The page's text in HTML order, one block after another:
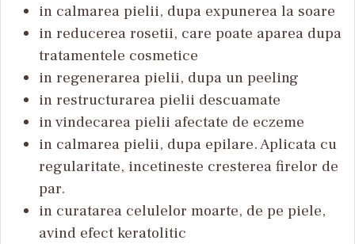
in calmarea pielii, dupa expunerea la soare
in reducerea rosetii, care poate aparea dupa
tratamentele cosmetice
in regenerarea pielii, dupa un peeling
in restructurarea pielii descuamate
in vindecarea pielii afectate de eczeme
in calmarea pielii, dupa epilare. Aplicata cu
regularitate, incetineste cresterea firelor de
par.
in curatarea celulelor moarte, de pe piele,
avind efect keratolitic